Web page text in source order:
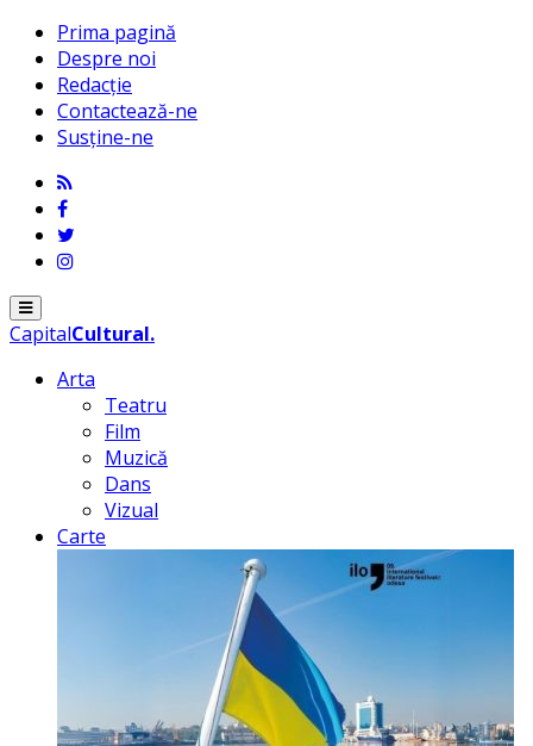
Prima pagină
Despre noi
Redacție
Contactează-ne
Susține-ne
Menu
CapitalCultural.
Arta
Teatru
Film
Muzică
Dans
Vizual
Carte